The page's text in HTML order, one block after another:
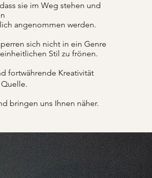
sie im Weg stehen und
angenommen werden.
sich nicht in ein Genre
Stil zu frönen.
fortwährende Kreativität
bringen uns Ihnen näher.